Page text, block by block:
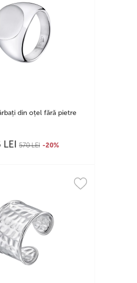
din oțel fără pietre
LEI 570LEI -20%